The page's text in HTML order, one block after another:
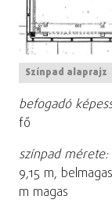
Színpad alaprajz
befogadó
fő
színpad mérete:
9,15 m,
m magas